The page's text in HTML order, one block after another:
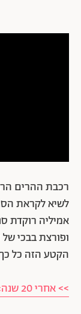
רכבת ההרים
לשיא לקראת
אמיליה רוקדת
ופורצת בבכי
הקטע הזה כל
>> אחרי 20 שנה: הבשורה המרגשת של אפרת גוש